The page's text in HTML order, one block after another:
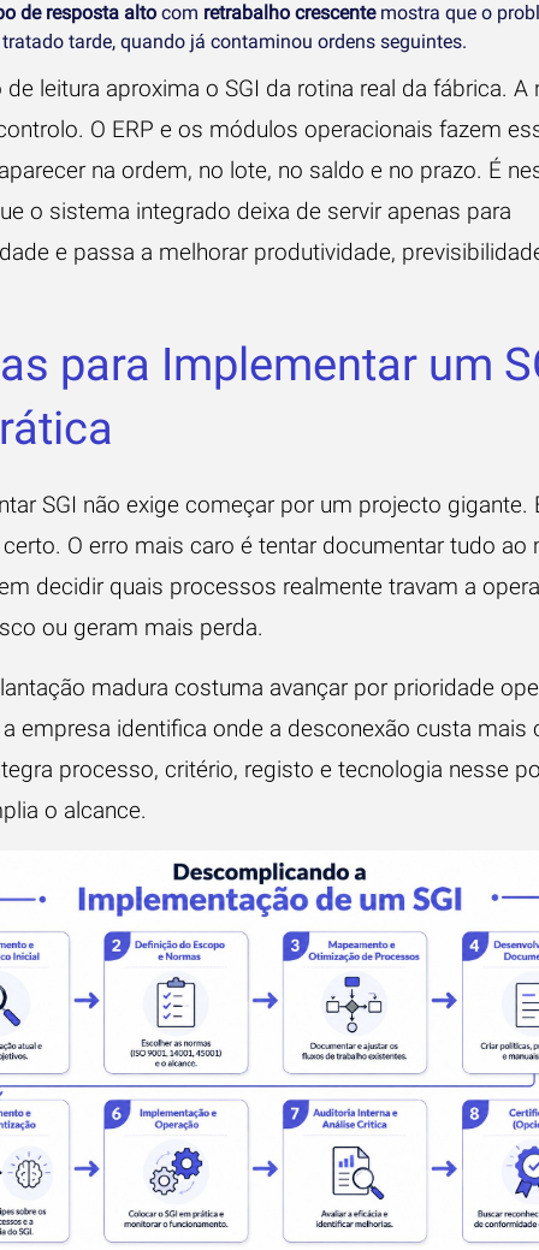
de resposta alto com retrabalho crescentemostra que o
tarde, quando já contaminou ordens seguintes.
de leitura aproxima o SGI da rotina real da fábrica. A
O ERP e os módulos operacionais fazem
na ordem, no lote, no saldo e no prazo. É
o sistema integrado deixa de servir apenas para
e passa a melhorar produtividade,
para Implementar um
SGI não exige começar por um projecto gigante.
O erro mais caro é tentar documentar tudo ao
decidir quais processos realmente travam a
ou geram mais perda.
madura costuma avançar por prioridade
empresa identifica onde a desconexão custa mais
processo, critério, registo e tecnologia nesse
o alcance.